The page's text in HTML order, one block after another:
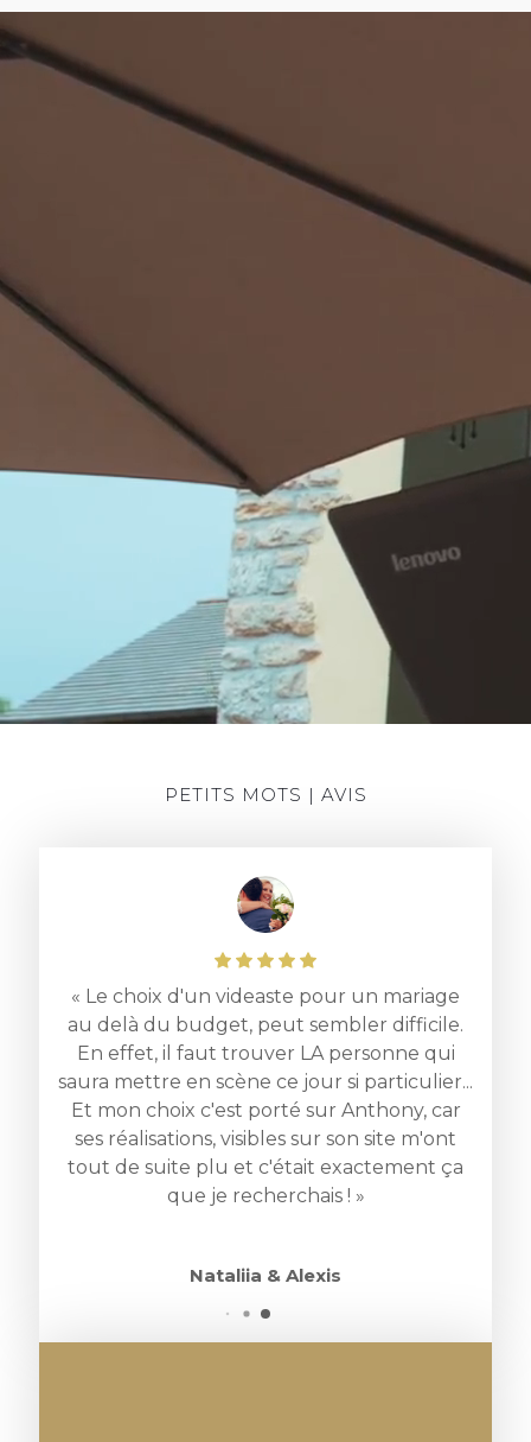
PETITS MOTS | AVIS
« Le choix d'un videaste pour un mariage
au delà du budget, peut sembler difficile.
En effet, il faut trouver LA personne qui
saura mettre en scène ce jour si particulier...
Et mon choix c'est porté sur Anthony, car
ses réalisations, visibles sur son site m'ont
tout de suite plu et c'était exactement ça
que je recherchais ! »
Nataliia & Alexis